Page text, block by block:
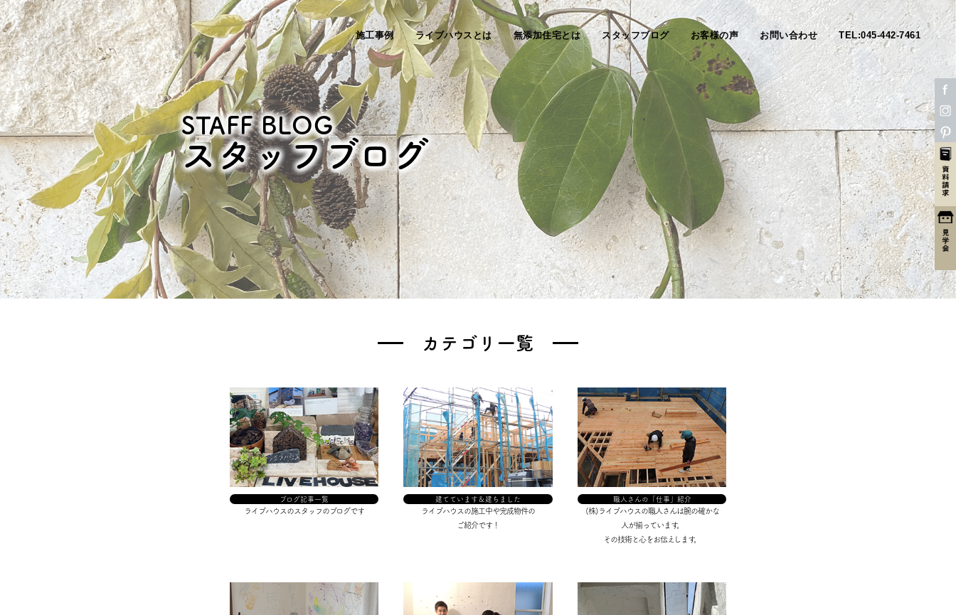
施工事例 ライブハウスとは 無添加住宅とは スタッフブログ お客様の声 お問い合わせ TEL:045-442-7461
STAFF BLOG
スタッフブログ
カテゴリ一覧
ブログ記事一覧
ライブハウスのスタッフのブログです
建てています＆建ちました
ライブハウスの施工中や完成物件の
ご紹介です！
職人さんの「仕事」紹介
(株)ライブハウスの職人さんは腕の確かな
人が揃っています。
その技術と心をお伝えします。